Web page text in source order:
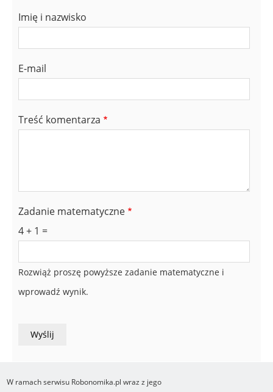
Imię i nazwisko
E-mail
Treść komentarza
Zadanie matematyczne
4 + 1 =
Rozwiąż proszę powyższe zadanie matematyczne i
wprowadź wynik.
W ramach serwisu Robonomika.pl wraz z jego